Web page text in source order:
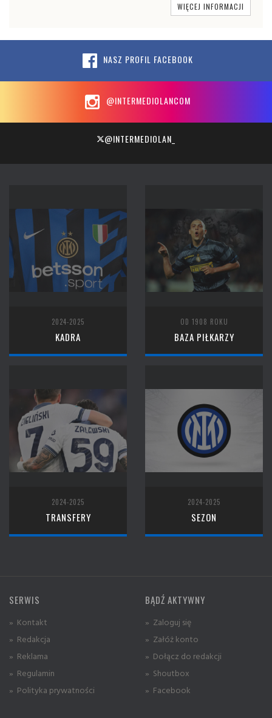
WIĘCEJ INFORMACJI
NASZ PROFIL FACEBOOK
@INTERMEDIOLANCOM
@INTERMEDIOLAN_
2024-2025
KADRA
OD 1908 ROKU
BAZA PIŁKARZY
2024-2025
TRANSFERY
2024-2025
SEZON
SERWIS
» Kontakt
» Redakcja
» Reklama
» Regulamin
» Polityka prywatności
BĄDŹ AKTYWNY
» Zaloguj się
» Załóż konto
» Dołącz do redakcji
» Shoutbox
» Facebook